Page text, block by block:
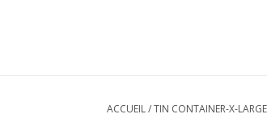
ACCUEIL/TIN CONTAINER-X-